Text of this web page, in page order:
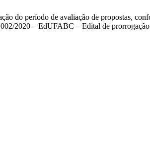
do período de avaliação de propostas,
2020 – EdUFABC – Edital de